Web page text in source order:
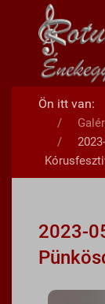
Ön itt van:
2023-